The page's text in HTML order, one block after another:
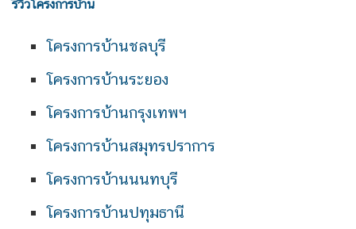
รีวิวโครงการบ้าน
โครงการบ้านชลบุรี
โครงการบ้านระยอง
โครงการบ้านกรุงเทพฯ
โครงการบ้านสมุทรปราการ
โครงการบ้านนนทบุรี
โครงการบ้านปทุมธานี